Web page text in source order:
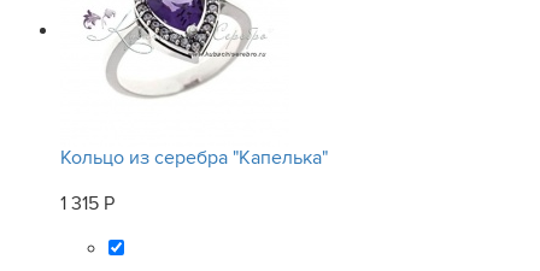
Кольцо из серебра "Капелька"
1 315 Р